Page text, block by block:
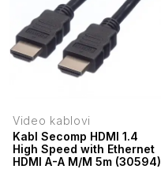
Video kablovi
Kabl Secomp HDMI 1.4
High Speed with Ethernet
HDMI A-A M/M 5m (30594)